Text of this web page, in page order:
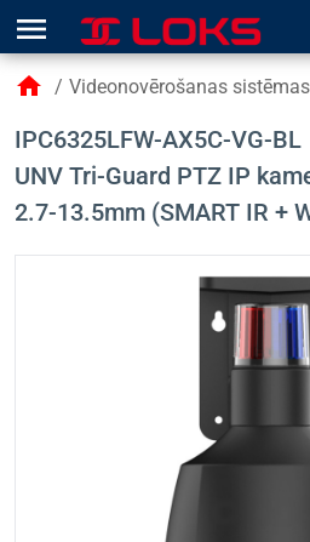
menu
home / Videonovērošanas sistēmas
IPC6325LFW-AX5C-VG-BL
UNV Tri-Guard PTZ IP
2.7-13.5mm (SMART IR +